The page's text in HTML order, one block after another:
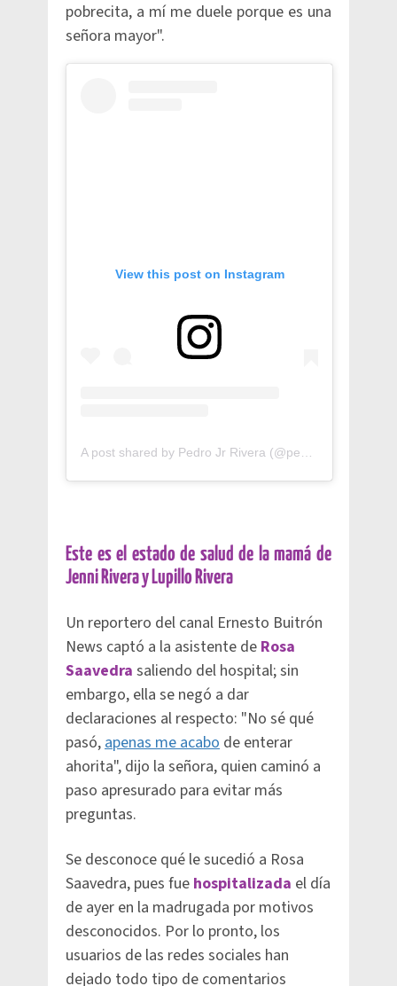
pobrecita, a mí me duele porque es una
señora mayor".
View this post on Instagram
A post shared by Pedro Jr Rivera (@pedroriverajr)
Este es el estado de salud de la mamá de
Jenni Rivera y Lupillo Rivera
Un reportero del canal Ernesto Buitrón
News captó a la asistente de Rosa
Saavedra saliendo del hospital; sin
embargo, ella se negó a dar
declaraciones al respecto: "No sé qué
pasó,apenas me acabo de enterar
ahorita", dijo la señora, quien caminó a
paso apresurado para evitar más
preguntas.
Se desconoce qué le sucedió a Rosa
Saavedra, pues fue hospitalizada el día
de ayer en la madrugada por motivos
desconocidos. Por lo pronto, los
usuarios de las redes sociales han
dejado todo tipo de comentarios